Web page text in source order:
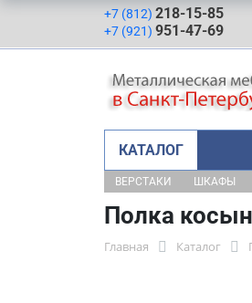
+7 (812) 218-15-85
+7 (921) 951-47-69
КАТАЛОГ
ВЕРСТАКИ ШКАФЫ
Полка
Главная Каталог